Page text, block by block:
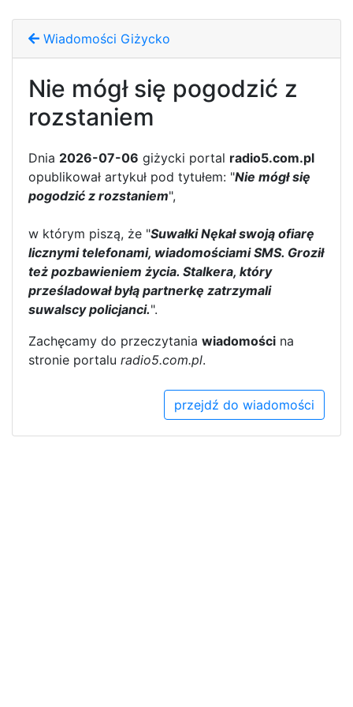
Wiadomości Giżycko
Nie mógł się pogodzić z
rozstaniem
Dnia 2026-07-06 giżycki portal radio5.com.pl
opublikował artykuł pod tytułem: "Nie mógł się
pogodzić z rozstaniem",
w którym piszą, że "Suwałki Nękał swoją ofiarę
licznymi telefonami, wiadomościami SMS. Groził
też pozbawieniem życia. Stalkera, który
prześladował byłą partnerkę zatrzymali
suwalscy policjanci.".
Zachęcamy do przeczytania wiadomości na
stronie portalu radio5.com.pl.
przejdź do wiadomości